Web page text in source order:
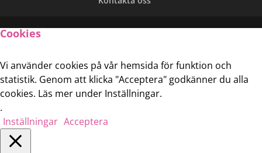
Cookies
Vi använder cookies på vår hemsida för funktion och
statistik. Genom att klicka "Acceptera" godkänner du alla
cookies. Läs mer under Inställningar.
.
Inställningar Acceptera